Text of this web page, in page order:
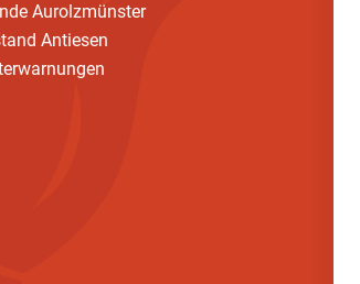
Aurolzmünster
Antiesen